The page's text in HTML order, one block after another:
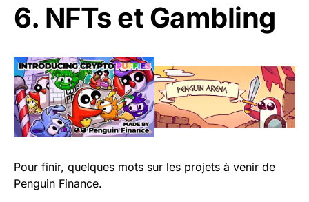
6. NFTs et Gambling
Pour finir, quelques mots sur les projets à venir de
Penguin Finance.